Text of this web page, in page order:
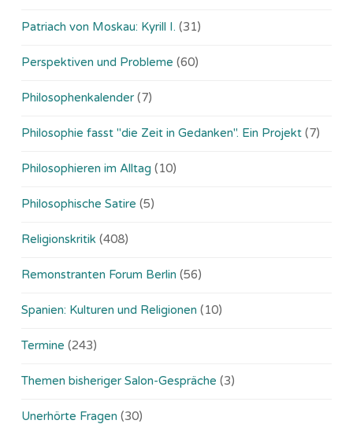
Patriach von Moskau: Kyrill I. (31)
Perspektiven und Probleme (60)
Philosophenkalender (7)
Philosophie fasst "die Zeit in Gedanken". Ein Projekt (7)
Philosophieren im Alltag (10)
Philosophische Satire (5)
Religionskritik (408)
Remonstranten Forum Berlin (56)
Spanien: Kulturen und Religionen (10)
Termine (243)
Themen bisheriger Salon-Gespräche (3)
Unerhörte Fragen (30)